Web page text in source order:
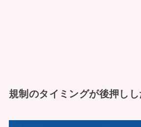
規制のタイミングが後押し